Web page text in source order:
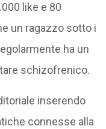
like e 80
un ragazzo sotto i
ha un
schizofrenico.
inserendo
connesse alla